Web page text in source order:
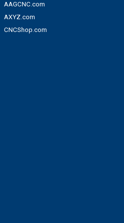
AAGCNC.com
AXYZ.com
CNCShop.com